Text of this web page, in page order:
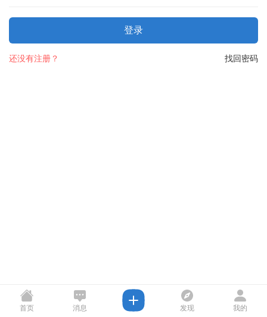
登录
找回密码
还没有注册？
首页 消息 发现 我的